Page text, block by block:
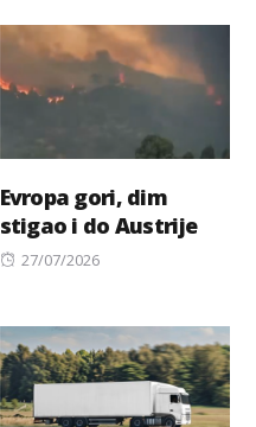
Evropa gori, dim
stigao i do Austrije
Posted
27/07/2026